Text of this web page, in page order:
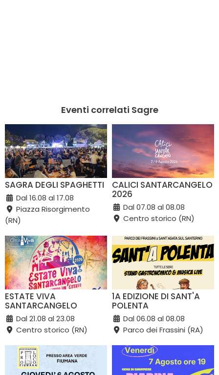
Eventi correlati Sagre
SAGRA DEGLI SPAGHETTI
Dal 16.08 al 17.08
Piazza Risorgimento
(RN)
CALICI SANTARCANGELO
2026
Dal 07.08 al 08.08
Centro storico (RN)
ESTATE VIVA
SANTARCANGELO
Dal 21.08 al 23.08
Centro storico (RN)
1A EDIZIONE DI SANT'A
POLENTA
Dal 06.08 al 08.08
Parco dei Frassini (RA)